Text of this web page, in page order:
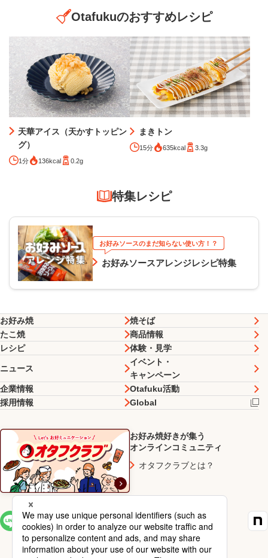
Otafukuのおすすめレシピ
天華アイス（天かすトッピン
グ）
1分 136kcal 0.2g
まきトン
15分 635kcal 3.3g
特集レシピ
お好みソースのまだ知らない使い方！？
お好みソースアレンジレシピ特集
お好み焼
焼そば
たこ焼
商品情報
レシピ
体験・見学
ニュース
イベント・
キャンペーン
企業情報
Otafuku活動
採用情報
Global
お好み焼好きが集う
オンラインコミュニティ
オタフクラブとは？
SNS一覧